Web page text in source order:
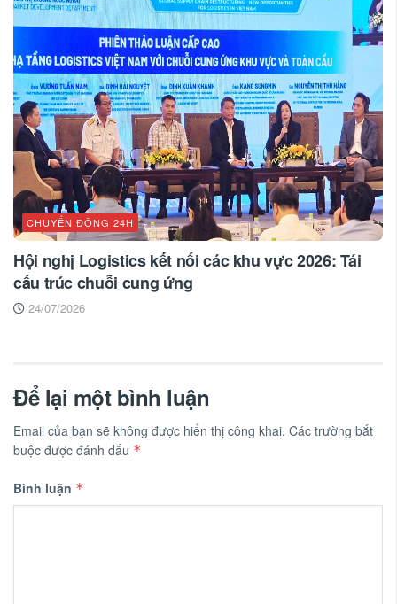
CHUYỂN ĐỘNG 24H
Hội nghị Logistics kết nối các khu vực 2026: Tái
cấu trúc chuỗi cung ứng
24/07/2026
Để lại một bình luận
Email của bạn sẽ không được hiển thị công khai. Các trường bắt
buộc được đánh dấu *
Bình luận *